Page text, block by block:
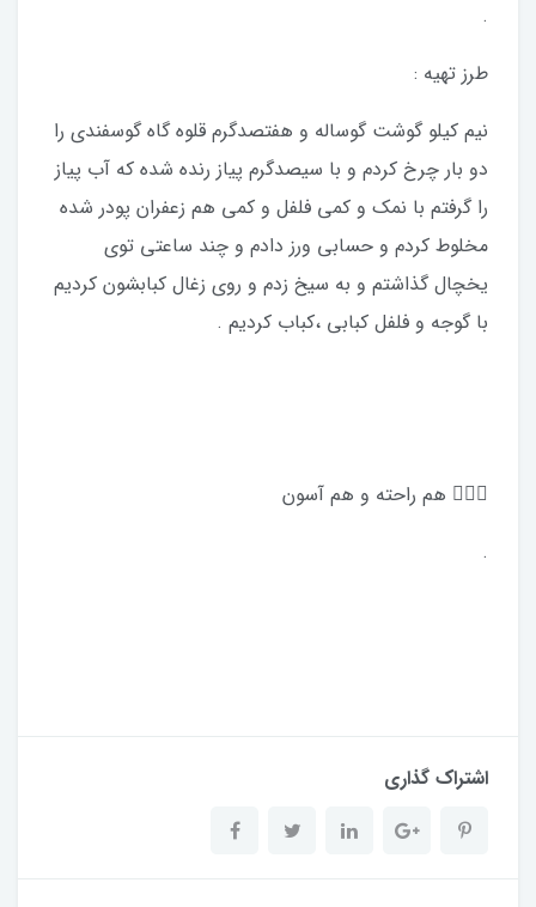
.
طرز تهیه :
نیم کیلو گوشت گوساله و هفتصدگرم قلوه گاه گوسفندی را
دو بار چرخ کردم و با سیصدگرم پیاز رنده شده که آب پیاز
را گرفتم با نمک و کمی فلفل و کمی هم زعفران پودر شده
مخلوط کردم و حسابی ورز دادم و چند ساعتی توی
یخچال گذاشتم و به سیخ زدم و روی زغال کبابشون کردیم
با گوجه و فلفل کبابی ،کباب کردیم .
هم راحته و هم آسون 👍🏻🤪
.
اشتراک گذاری